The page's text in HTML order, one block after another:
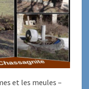
et les meules –